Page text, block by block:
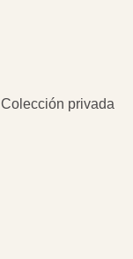
Colección privada